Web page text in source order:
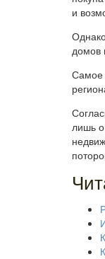
и
домов
Самое
лишь